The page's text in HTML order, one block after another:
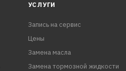
УСЛУГИ
Запись на сервис
Цены
Замена масла
Замена тормозной жидкости